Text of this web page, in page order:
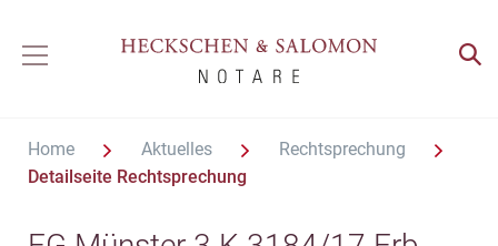
Home Aktuelles
Rechtsprechung
Detailseite Rechtsprechung